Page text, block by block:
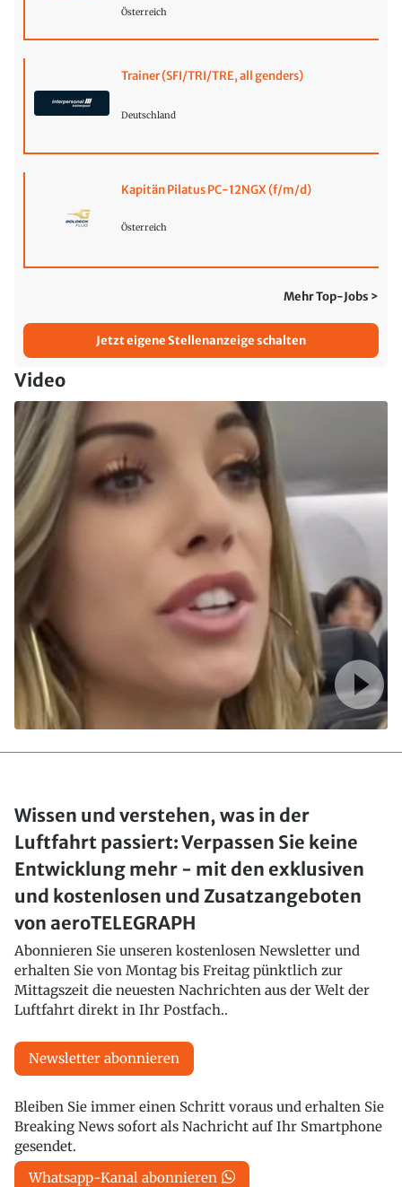
Österreich
Trainer (SFI/TRI/TRE, all genders)
Deutschland
Kapitän Pilatus PC-12NGX (f/m/d)
Österreich
Mehr Top-Jobs >
Jetzt eigene Stellenanzeige schalten
Video
Wissen und verstehen, was in der
Luftfahrt passiert: Verpassen Sie keine
Entwicklung mehr - mit den exklusiven
und kostenlosen und Zusatzangeboten
von aeroTELEGRAPH
Abonnieren Sie unseren kostenlosen Newsletter und
erhalten Sie von Montag bis Freitag pünktlich zur
Mittagszeit die neuesten Nachrichten aus der Welt der
Luftfahrt direkt in Ihr Postfach..
Newsletter abonnieren
Bleiben Sie immer einen Schritt voraus und erhalten Sie
Breaking News sofort als Nachricht auf Ihr Smartphone
gesendet.
Whatsapp-Kanal abonnieren